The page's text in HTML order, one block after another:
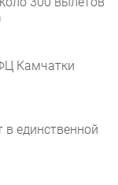
Камчатки
единственной